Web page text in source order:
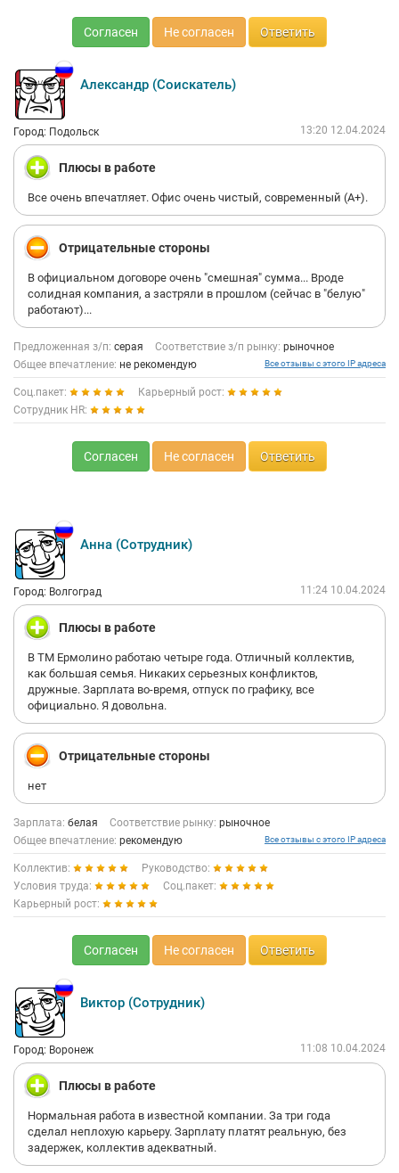
Согласен Не согласен Ответить
Александр (Соискатель)
Город: Подольск 13:20 12.04.2024
Плюсы в работе
Все очень впечатляет. Офис очень чистый, современный (А+).
Отрицательные стороны
В официальном договоре очень "смешная" сумма... Вроде
солидная компания, а застряли в прошлом (сейчас в "белую"
работают)...
Предложенная з/п: серая Соответствие з/п рынку: рыночное
Общее впечатление: не рекомендую Все отзывы с этого IP адреса
Соц.пакет:
Карьерный рост:
Сотрудник HR:
Согласен Не согласен Ответить
Анна (Сотрудник)
Город: Волгоград 11:24 10.04.2024
Плюсы в работе
В ТМ Ермолино работаю четыре года. Отличный коллектив,
как большая семья. Никаких серьезных конфликтов,
дружные. Зарплата во-время, отпуск по графику, все
официально. Я довольна.
Отрицательные стороны
нет
Зарплата: белая Соответствие рынку: рыночное
Общее впечатление: рекомендую Все отзывы с этого IP адреса
Коллектив:
Руководство:
Условия труда:
Соц.пакет:
Карьерный рост:
Согласен Не согласен Ответить
Виктор (Сотрудник)
Город: Воронеж 11:08 10.04.2024
Плюсы в работе
Нормальная работа в известной компании. За три года
сделал неплохую карьеру. Зарплату платят реальную, без
задержек, коллектив адекватный.